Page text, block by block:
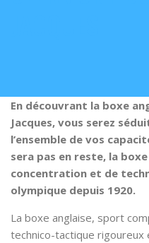
En découvrant la boxe
Jacques, vous serez
l’ensemble de vos
sera pas en reste, la
concentration et de
olympique depuis 1920.
La boxe anglaise, sport
technico-tactique